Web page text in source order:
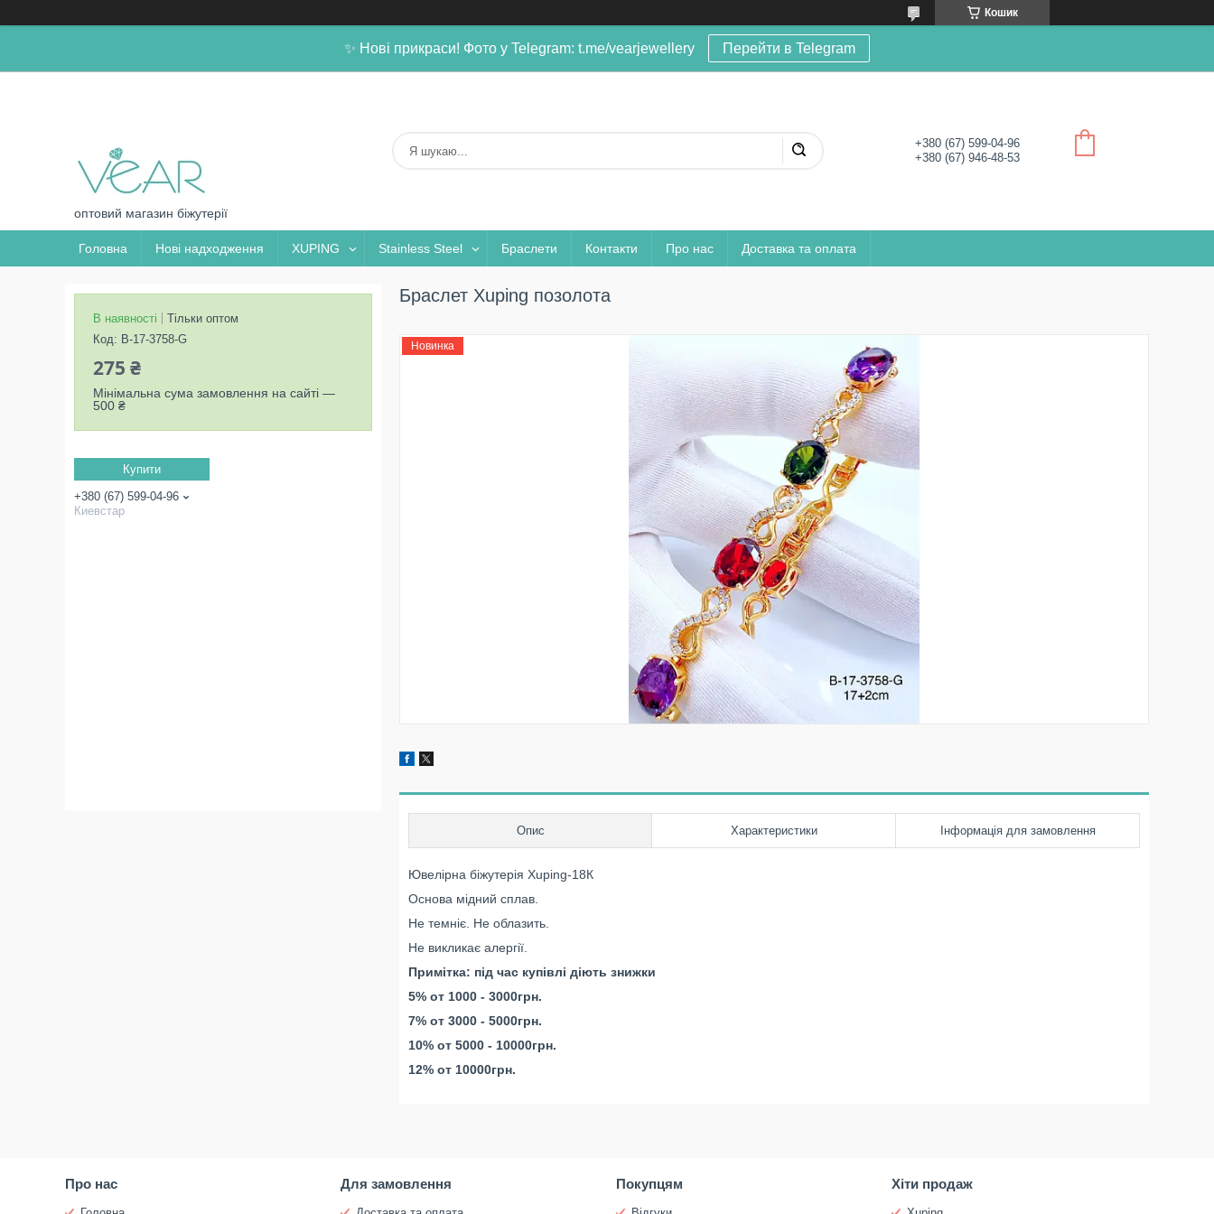
Кошик
✨ Нові прикраси! Фото у Telegram: t.me/vearjewellery Перейти в Telegram
оптовий магазин біжутерії
+380 (67) 599-04-96
+380 (67) 946-48-53
Головна Нові надходження XUPING Stainless Steel Браслети Контакти Про нас Доставка та оплата
Браслет Xuping позолота
Новинка
Опис Характеристики Інформація для замовлення
Ювелірна біжутерія Xuping-18К
Основа мідний сплав.
Не темніє. Не облазить.
Не викликає алергії.
Примітка: під час купівлі діють знижки
5% от 1000 - 3000грн.
7% от 3000 - 5000грн.
10% от 5000 - 10000грн.
12% от 10000грн.
В наявності
Тільки оптом
Код: B-17-3758-G
275 ₴
Мінімальна сума замовлення на сайті —
500 ₴
Купити
+380 (67) 599-04-96
Киевстар
Про нас Для замовлення Покупцям Хіти продаж